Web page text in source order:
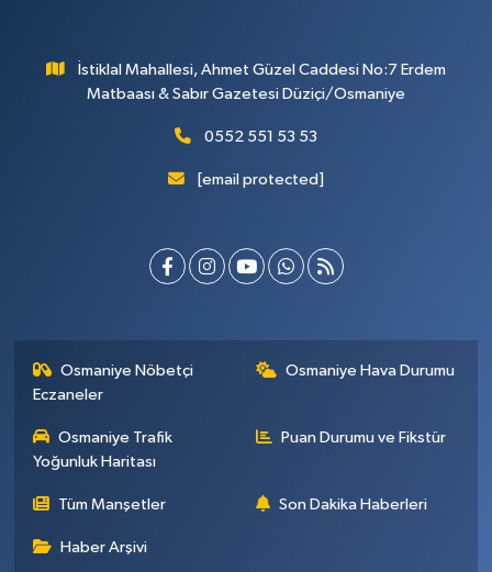
İstiklal Mahallesi, Ahmet Güzel Caddesi No:7 Erdem
Matbaası & Sabır Gazetesi Düziçi/Osmaniye
0552 551 53 53
[email protected]
Osmaniye Nöbetçi
Eczaneler
Osmaniye Hava Durumu
Osmaniye Trafik
Yoğunluk Haritası
Puan Durumu ve Fikstür
Tüm Manşetler Son Dakika Haberleri
Haber Arşivi